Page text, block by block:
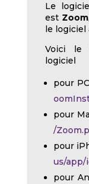
Le
est Zoom
le
Voici le
logiciel
pour
pour
/
pour
us/app/
pour